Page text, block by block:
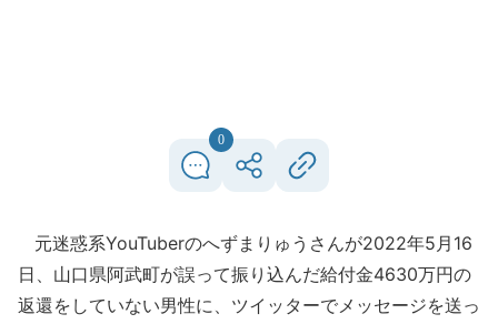
0
元迷惑系YouTuberのへずまりゅうさんが2022年5月16
日、山口県阿武町が誤って振り込んだ給付金4630万円の
返還をしていない男性に、ツイッターでメッセージを送っ